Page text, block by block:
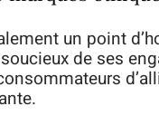
un point
de ses